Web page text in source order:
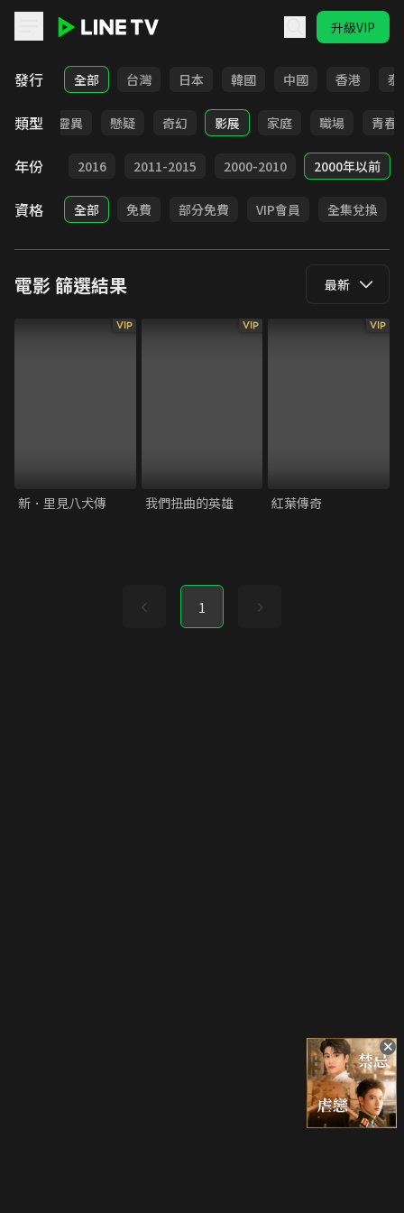
升級VIP
LINE TV - 電影
發行 全部 台灣 日本 韓國 中國 香港 泰
類型
犯罪 靈異 懸疑 奇幻 影展 家庭 職場 青春
年份
2017 2016 2011-2015 2000-2010 2000年以前
資格 全部 免費 部分免費 VIP會員 全集兌換
電影篩選結果 最新
VIP
新．里見八犬傳
VIP
我們扭曲的英雄
VIP
紅葉傳奇
1